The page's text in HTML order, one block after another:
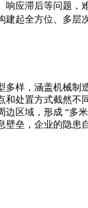
应滞后等问题，
起全方位、多层
样，涵盖机械
处置方式截然不
区域，形成 “
垒，企业的隐